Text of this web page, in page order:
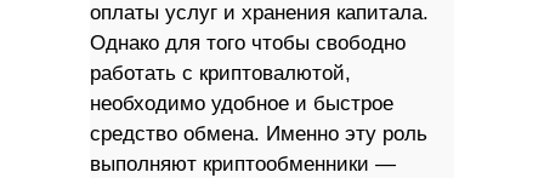
оплаты услуг и хранения капитала.
Однако для того чтобы свободно
работать с криптовалютой,
необходимо удобное и быстрое
средство обмена. Именно эту роль
выполняют криптообменники —